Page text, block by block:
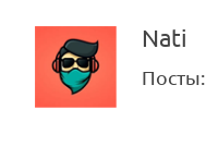
Nati
Посты: